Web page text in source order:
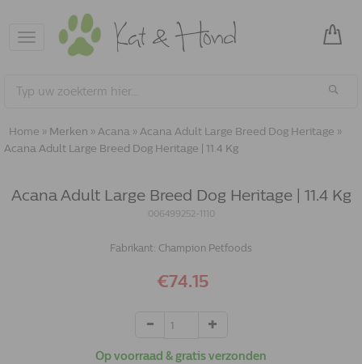
Toggle
navigation
Home » Merken » Acana » Acana Adult Large Breed Dog Heritage »
Acana Adult Large Breed Dog Heritage | 11.4 Kg
Acana Adult Large Breed Dog Heritage | 11.4 Kg
006499252-1110
Fabrikant: Champion Petfoods
€74.15
Op voorraad & gratis verzonden